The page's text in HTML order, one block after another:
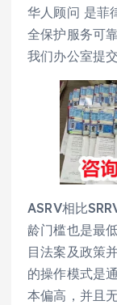
华人顾问 是菲
全保护服务可
我们办公室提
ASRV相比
龄门槛也是最
目法案及政策
的操作模式是
本偏高，并且